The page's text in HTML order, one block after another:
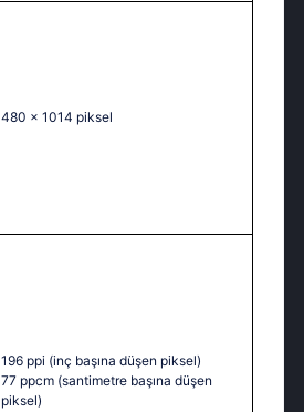
480 x 1014 piksel
196 ppi (inç başına düşen piksel)
77 ppcm (santimetre başına düşen
piksel)